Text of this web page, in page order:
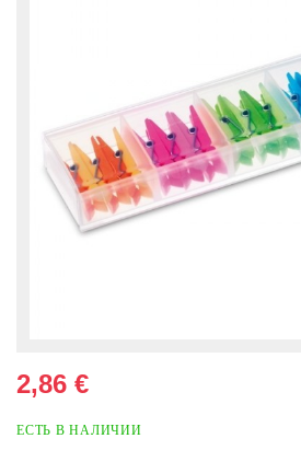
2,86 €
ЕСТЬ В НАЛИЧИИ